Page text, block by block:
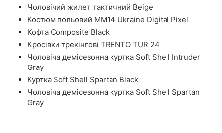
Чоловічий жилет тактичний Beige
Костюм польовий ММ14 Ukraine Digital Pixel
Кофта Composite Black
Кросівки трекінгові TRENTO TUR 24
Чоловіча демісезонна куртка Soft Shell Intruder
Gray
Куртка Soft Shell Spartan Black
Чоловіча демісезонна куртка Soft Shell Spartan
Gray